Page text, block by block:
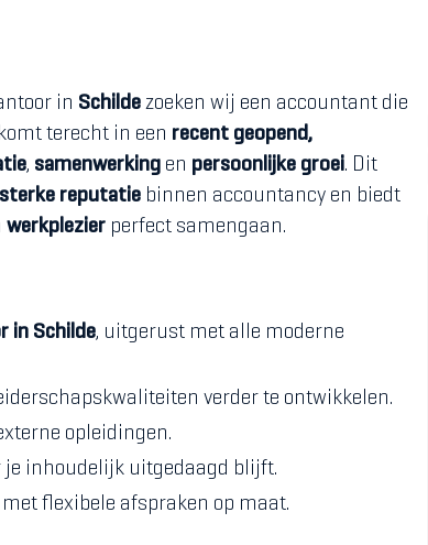
in Schilde zoeken wij een accountant die
terecht in een recent geopend,
, samenwerking en persoonlijke groei. Dit
sterke reputatie binnen accountancy en biedt
werkplezier perfect samengaan.
in Schilde, uitgerust met alle moderne
verder te ontwikkelen.
opleidingen.
je inhoudelijk uitgedaagd blijft.
met flexibele afspraken op maat.